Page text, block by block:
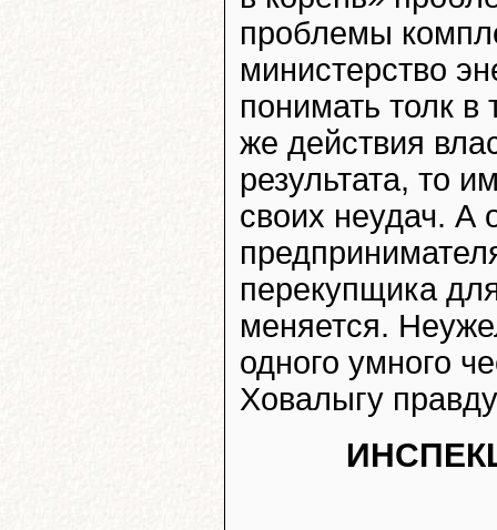
проблемы
министерство
понимать толк
же действия
результата, то
своих неудач. А
перекупщика
меняется.
одного умного
Ховалыгу